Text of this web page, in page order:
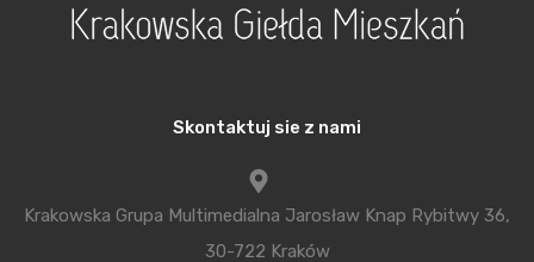
Skontaktuj sie z nami
Krakowska Grupa Multimedialna Jarosław Knap Rybitwy 36,
30-722 Kraków